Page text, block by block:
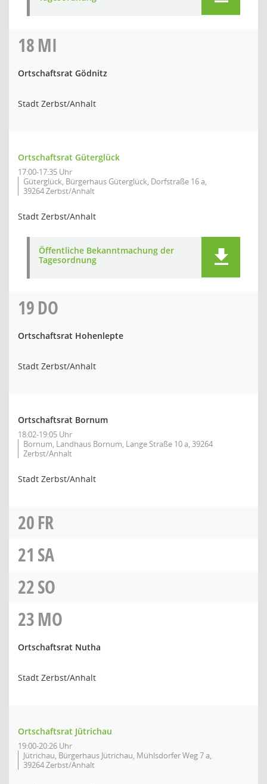
18MI
Ortschaftsrat Gödnitz
Stadt Zerbst/Anhalt
Ortschaftsrat Güterglück
17:00-17:35 Uhr
Güterglück, Bürgerhaus Güterglück, Dorfstraße 16 a,
39264 Zerbst/Anhalt
Stadt Zerbst/Anhalt
Öffentliche Bekanntmachung der
Tagesordnung
19DO
Ortschaftsrat Hohenlepte
Stadt Zerbst/Anhalt
Ortschaftsrat Bornum
18:02-19:05 Uhr
Bornum, Landhaus Bornum, Lange Straße 10 a, 39264
Zerbst/Anhalt
Stadt Zerbst/Anhalt
20FR
21 SA
22SO
23MO
Ortschaftsrat Nutha
Stadt Zerbst/Anhalt
Ortschaftsrat Jütrichau
19:00-20:26 Uhr
Jütrichau, Bürgerhaus Jütrichau, Mühlsdorfer Weg 7 a,
39264 Zerbst/Anhalt